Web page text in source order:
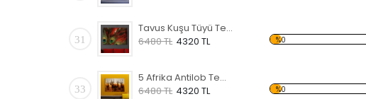
31
Tavus Kuşu Tüyü Temalı Kanvas Tablo
6480 TL 4320 TL %0
33
5 Afrika Antilob Temalı Kanvas Tablo
6480 TL 4320 TL %0